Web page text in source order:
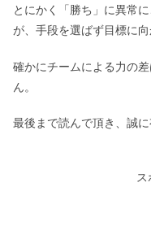
とにかく「勝ち」に異常
が、手段を選ばず目標に
確かにチームによる力の
ん。
最後まで読んで頂き、誠に